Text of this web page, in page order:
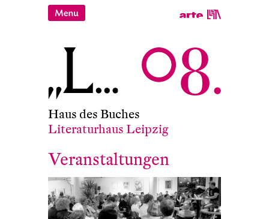
Haus des Buches
Literaturhaus Leipzig
Veranstaltungen